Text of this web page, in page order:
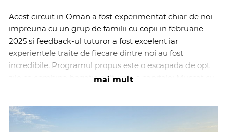
Acest circuit in Oman a fost experimentat chiar de noi
impreuna cu un grup de familii cu copii in februarie
2025 si feedback-ul tuturor a fost excelent iar
experientele traite de fiecare dintre noi au fost
incredibile. Programul propus este o escapada de opt
zile ce combina bogatia culturala a capitalei Muscat cu
urilor cu apa turcoaz de pe coasta Golfului Omanului.
Vei vizita souk-uri parfumate cu tamaie, vei admira
mai mult